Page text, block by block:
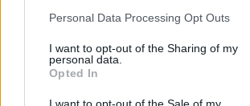
Please note that this website/app uses one
not limited to your visit or usage behaviour.
grant or deny consent to Google and its
use your data for below specified purposes
consent section.
Personal Data Processing Opt Outs
I want to opt-out of the Sharing of my
personal data.
Opted In
I want to opt-out of the Sale of my
"Nagyon okos ember, és ahogy
emberek többségével általában,